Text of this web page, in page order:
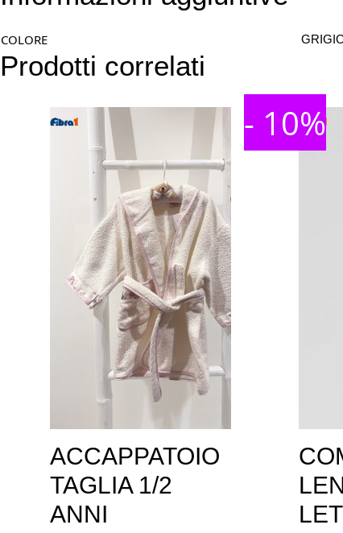
COLORE
Prodotti correlati
- 10%
ACCAPPATOIO
TAGLIA 1/2
ANNI